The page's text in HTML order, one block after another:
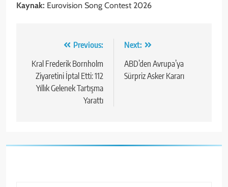
Kaynak: Eurovision Song Contest 2026
gezinmesi
Previous:
Kral Frederik Bornholm
Ziyaretini İptal Etti: 112
Yıllık Gelenek Tartışma
Yarattı
Next:
ABD’den Avrupa’ya
Sürpriz Asker Kararı